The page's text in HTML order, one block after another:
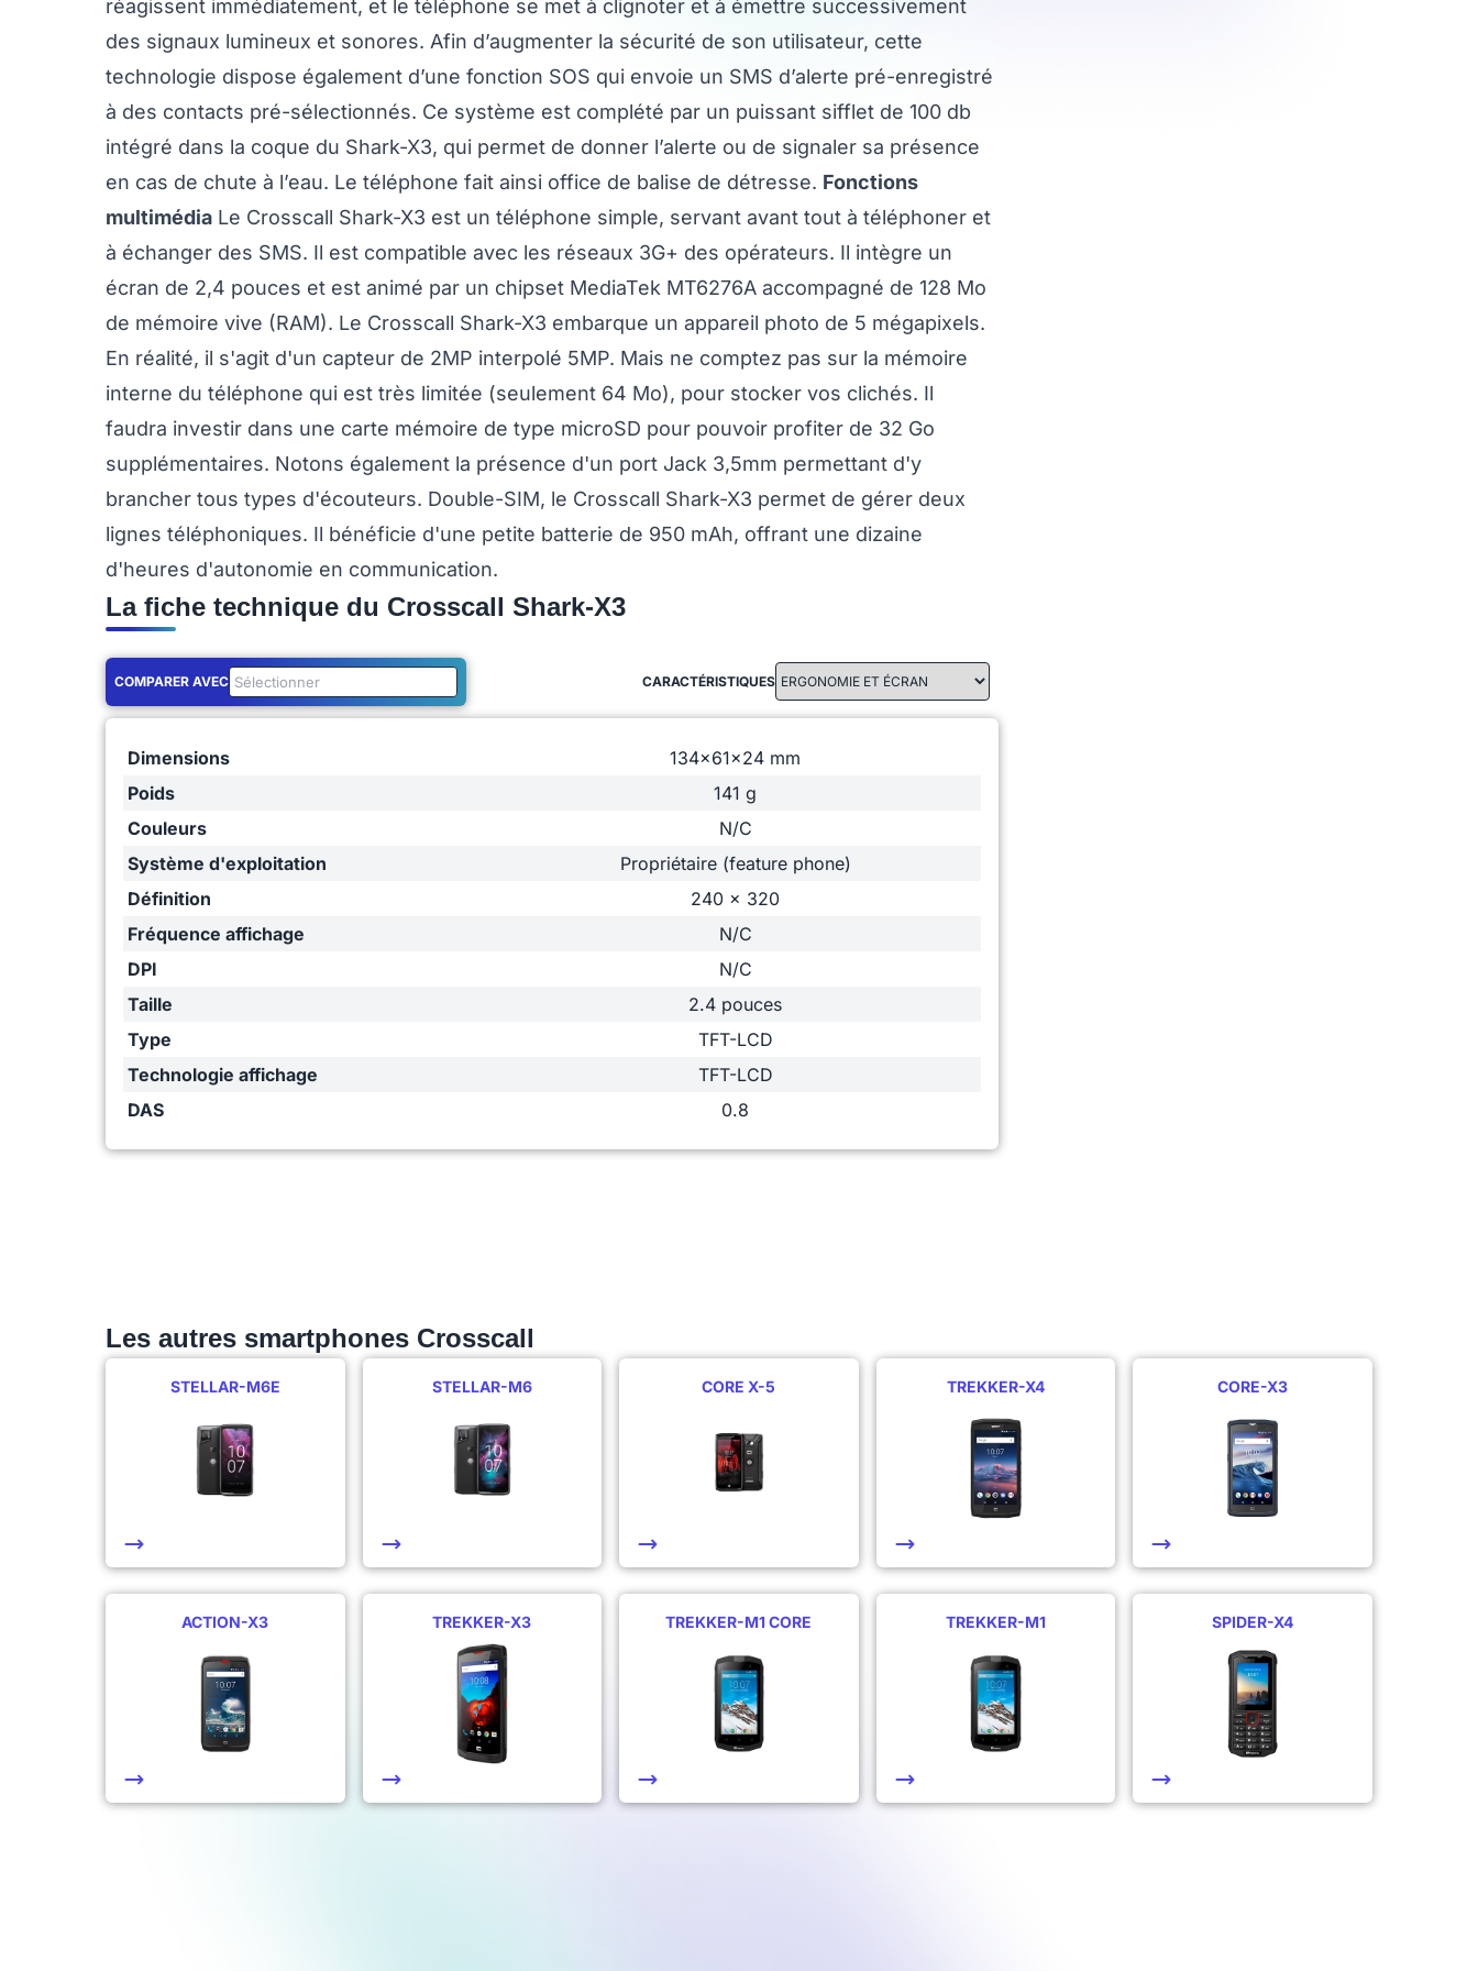
réagissent immédiatement, et le téléphone se met à clignoter et à émettre successivement
des signaux lumineux et sonores. Afin d’augmenter la sécurité de son utilisateur, cette
technologie dispose également d’une fonction SOS qui envoie un SMS d’alerte pré-enregistré
à des contacts pré-sélectionnés. Ce système est complété par un puissant sifflet de 100 db
intégré dans la coque du Shark-X3, qui permet de donner l’alerte ou de signaler sa présence
en cas de chute à l’eau. Le téléphone fait ainsi office de balise de détresse. Fonctions
multimédia Le Crosscall Shark-X3 est un téléphone simple, servant avant tout à téléphoner et
à échanger des SMS. Il est compatible avec les réseaux 3G+ des opérateurs. Il intègre un
écran de 2,4 pouces et est animé par un chipset MediaTek MT6276A accompagné de 128 Mo
de mémoire vive (RAM). Le Crosscall Shark-X3 embarque un appareil photo de 5 mégapixels.
En réalité, il s'agit d'un capteur de 2MP interpolé 5MP. Mais ne comptez pas sur la mémoire
interne du téléphone qui est très limitée (seulement 64 Mo), pour stocker vos clichés. Il
faudra investir dans une carte mémoire de type microSD pour pouvoir profiter de 32 Go
supplémentaires. Notons également la présence d'un port Jack 3,5mm permettant d'y
brancher tous types d'écouteurs. Double-SIM, le Crosscall Shark-X3 permet de gérer deux
lignes téléphoniques. Il bénéficie d'une petite batterie de 950 mAh, offrant une dizaine
d'heures d'autonomie en communication.
La fiche technique du Crosscall Shark-X3
COMPARER AVEC CARACTÉRISTIQUES
Dimensions
134x61x24 mm
Poids
141 g
Couleurs
N/C
Système d'exploitation
Propriétaire (feature phone)
Définition
240 x 320
Fréquence affichage
N/C
DPI
N/C
Taille
2.4 pouces
Type
TFT-LCD
Technologie affichage
TFT-LCD
DAS
0.8
Les autres smartphones Crosscall
STELLAR-M6E STELLAR-M6 CORE X-5 TREKKER-X4 CORE-X3
ACTION-X3 TREKKER-X3 TREKKER-M1 CORE TREKKER-M1 SPIDER-X4